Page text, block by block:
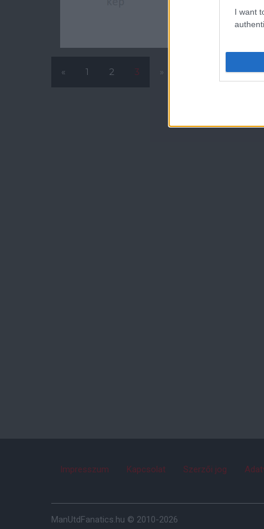
I want
Citynél többet
« 1 2 3 »
Impresszum Kapcsolat Szerzői jog
ManUtdFanatics.hu © 2010-2026